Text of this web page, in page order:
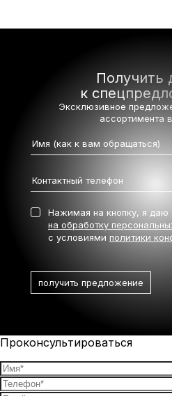
Получить
к
Эксклюзивное
ассортимента
Нажимая на кнопку, я даю
на обработку
с условиями политики
Проконсультироваться